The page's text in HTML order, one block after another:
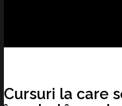
Cursuri la care